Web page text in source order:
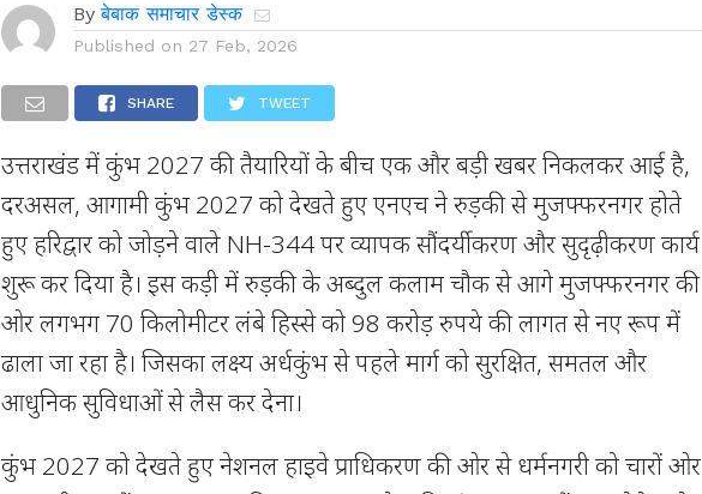
By बेबाक समाचार डेस्क
Published on 27 Feb, 2026
SHARE TWEET
उत्तराखंड में कुंभ 2027 की तैयारियों के बीच एक और बड़ी खबर निकलकर आई है,
दरअसल, आगामी कुंभ 2027 को देखते हुए एनएच ने रुड़की से मुजफ्फरनगर होते
हुए हरिद्वार को जोड़ने वाले NH-344 पर व्यापक सौंदर्यीकरण और सुदृढ़ीकरण कार्य
शुरू कर दिया है। इस कड़ी में रुड़की के अब्दुल कलाम चौक से आगे मुजफ्फरनगर की
ओर लगभग 70 किलोमीटर लंबे हिस्से को 98 करोड़ रुपये की लागत से नए रूप में
ढाला जा रहा है। जिसका लक्ष्य अर्धकुंभ से पहले मार्ग को सुरक्षित, समतल और
आधुनिक सुविधाओं से लैस कर देना।
कुंभ 2027 को देखते हुए नेशनल हाइवे प्राधिकरण की ओर से धर्मनगरी को चारों ओर